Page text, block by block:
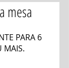
mesa
PARA 6
MAIS.